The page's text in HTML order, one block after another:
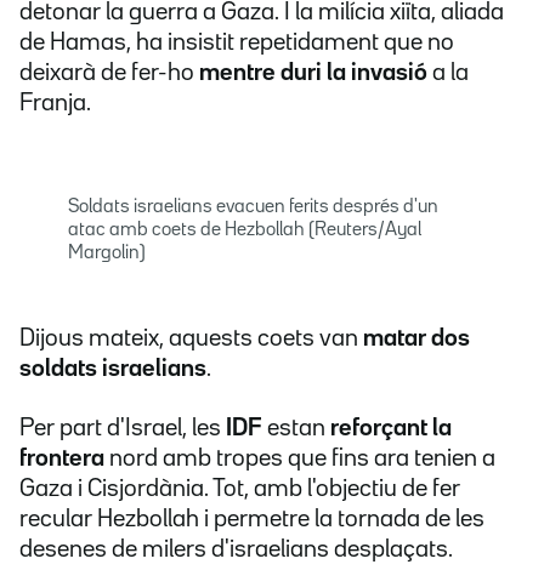
detonar la guerra a Gaza. I la milícia xiïta, aliada
de Hamas, ha insistit repetidament que no
deixarà de fer-ho mentre duri la invasió a la
Franja.
Soldats israelians evacuen ferits després d'un
atac amb coets de Hezbollah (Reuters/Ayal
Margolin)
Dijous mateix, aquests coets van matar dos
soldats israelians.
Per part d'Israel, les IDF estan reforçant la
frontera nord amb tropes que fins ara tenien a
Gaza i Cisjordània. Tot, amb l'objectiu de fer
recular Hezbollah i permetre la tornada de les
desenes de milers d'israelians desplaçats.